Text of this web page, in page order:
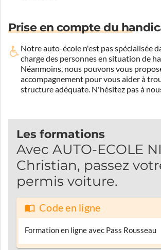
Prise en compte du
Notre auto-école n'est pas spécialisée
charge des personnes en situation de
Néanmoins, nous pouvons vous
accompagnement pour vous aider à
structure adéquate. N'hésitez pas à
Les formations
Avec AUTO-ECOLE
Christian, passez
permis voiture.
Code en ligne
Formation en ligne avec Pass Rousseau